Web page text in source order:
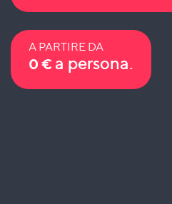
A PARTIRE DA
0 € a persona.